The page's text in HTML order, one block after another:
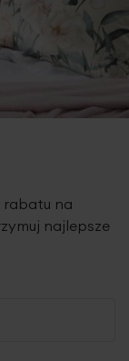
rabatu na
najlepsze